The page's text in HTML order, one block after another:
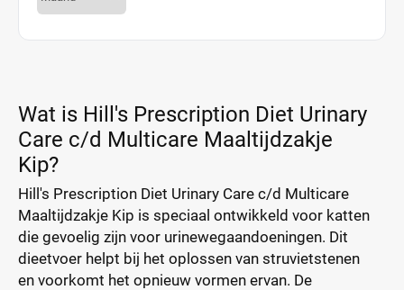
Wat is Hill's Prescription Diet Urinary
Care c/d Multicare Maaltijdzakje
Kip?
Hill's Prescription Diet Urinary Care c/d Multicare
Maaltijdzakje Kip is speciaal ontwikkeld voor katten
die gevoelig zijn voor urinewegaandoeningen. Dit
dieetvoer helpt bij het oplossen van struvietstenen
en voorkomt het opnieuw vormen ervan. De